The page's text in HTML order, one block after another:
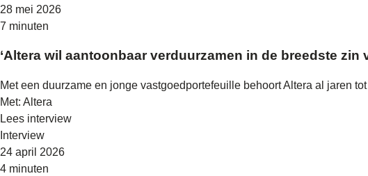
28 mei 2026
7 minuten
‘Altera wil aantoonbaar verduurzamen in de breedste zin
Met een duurzame en jonge vastgoedportefeuille behoort Altera al jaren
Met: Altera
Lees interview
Interview
24 april 2026
4 minuten